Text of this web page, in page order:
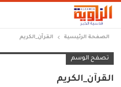
الصفحة الرئيسية القرآن_الكريم
تصفح الوسم
القرآن_الكريم